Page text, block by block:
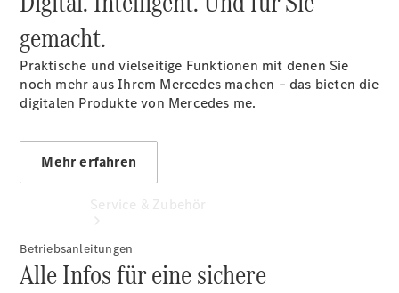
Extras
gemacht.
Praktische und vielseitige Funktionen mit denen Sie
noch mehr aus Ihrem Mercedes machen – das bieten die
digitalen Produkte von Mercedes me.
Mehr erfahren
Betriebsanleitungen
Alle Infos für eine sichere